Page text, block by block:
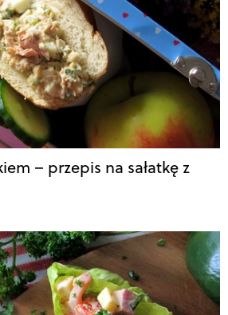
– przepis na sałatkę z